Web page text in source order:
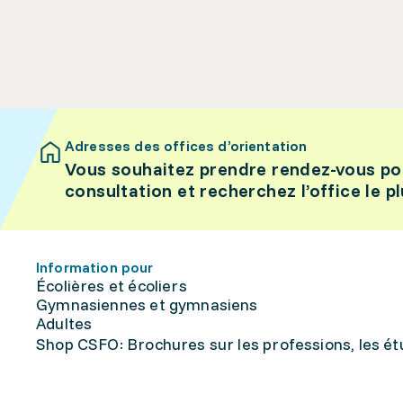
Adresses des offices d’orientation
Vous souhaitez prendre rendez-vous
consultation et recherchez l’office le
Information pour
Écolières et écoliers
Gymnasiennes et gymnasiens
Adultes
Shop CSFO: Brochures sur les professions, les